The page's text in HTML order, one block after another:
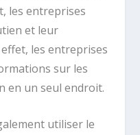
les entreprises
et leur
les entreprises
sur les
en un seul endroit.
utiliser le